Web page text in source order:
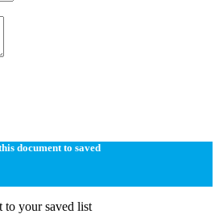
document to saved
to your saved list